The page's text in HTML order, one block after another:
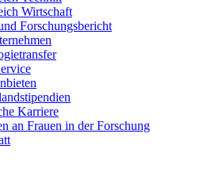
Wirtschaft
Forschungsbericht
Karriere
an Frauen in der Forschung